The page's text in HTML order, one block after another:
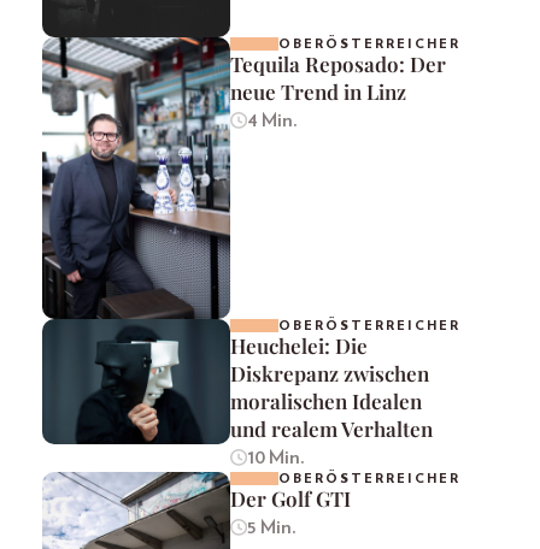
OBERÖSTERREICHER
Tequila Reposado: Der
neue Trend in Linz
4 Min.
OBERÖSTERREICHER
Heuchelei: Die
Diskrepanz zwischen
moralischen Idealen
und realem Verhalten
10 Min.
OBERÖSTERREICHER
Der Golf GTI
5 Min.